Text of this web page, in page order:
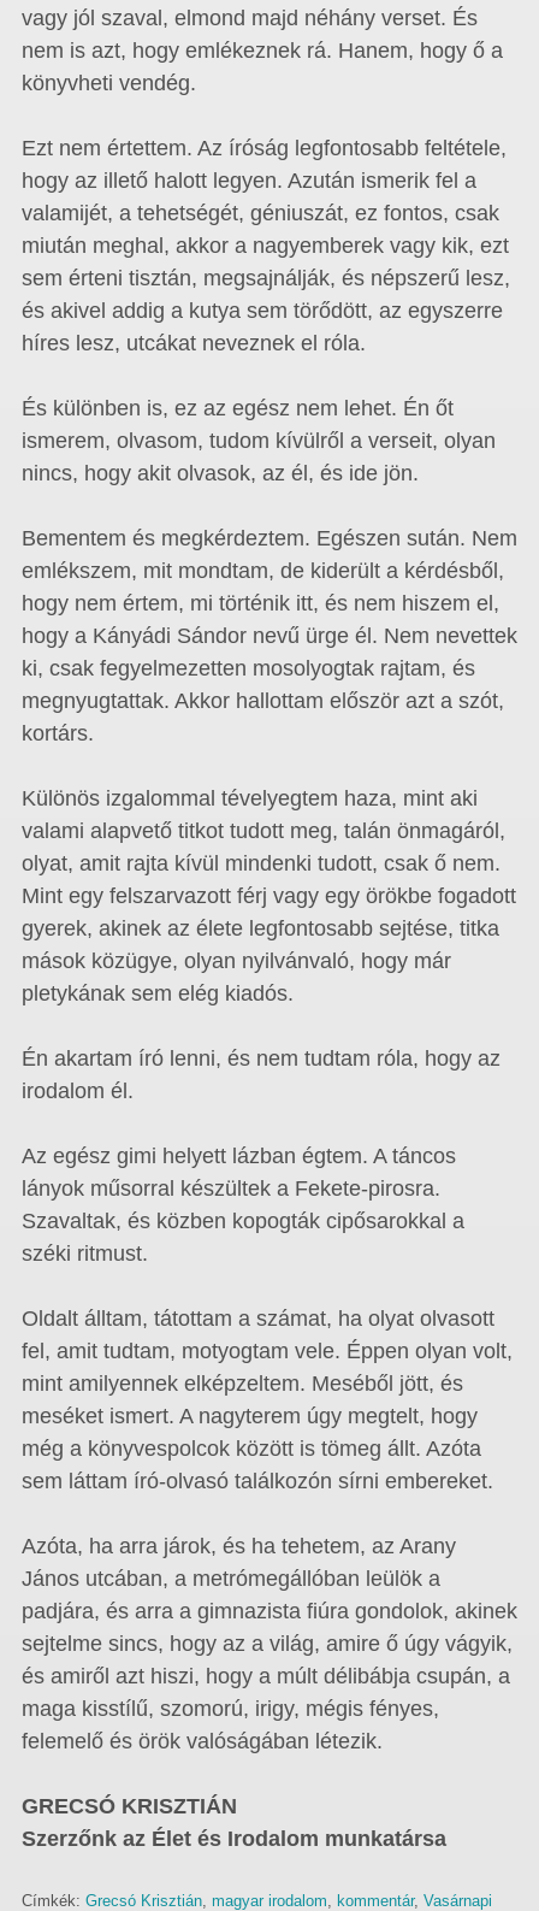
vagy jól szaval, elmond majd néhány verset. És
nem is azt, hogy emlékeznek rá. Hanem, hogy ő a
könyvheti vendég.
Ezt nem értettem. Az íróság legfontosabb feltétele,
hogy az illető halott legyen. Azután ismerik fel a
valamijét, a tehetségét, géniuszát, ez fontos, csak
miután meghal, akkor a nagyemberek vagy kik, ezt
sem érteni tisztán, megsajnálják, és népszerű lesz,
és akivel addig a kutya sem törődött, az egyszerre
híres lesz, utcákat neveznek el róla.
És különben is, ez az egész nem lehet. Én őt
ismerem, olvasom, tudom kívülről a verseit, olyan
nincs, hogy akit olvasok, az él, és ide jön.
Bementem és megkérdeztem. Egészen sután. Nem
emlékszem, mit mondtam, de kiderült a kérdésből,
hogy nem értem, mi történik itt, és nem hiszem el,
hogy a Kányádi Sándor nevű ürge él. Nem nevettek
ki, csak fegyelmezetten mosolyogtak rajtam, és
megnyugtattak. Akkor hallottam először azt a szót,
kortárs.
Különös izgalommal tévelyegtem haza, mint aki
valami alapvető titkot tudott meg, talán önmagáról,
olyat, amit rajta kívül mindenki tudott, csak ő nem.
Mint egy felszarvazott férj vagy egy örökbe fogadott
gyerek, akinek az élete legfontosabb sejtése, titka
mások közügye, olyan nyilvánvaló, hogy már
pletykának sem elég kiadós.
Én akartam író lenni, és nem tudtam róla, hogy az
irodalom él.
Az egész gimi helyett lázban égtem. A táncos
lányok műsorral készültek a Fekete-pirosra.
Szavaltak, és közben kopogták cipősarokkal a
széki ritmust.
Oldalt álltam, tátottam a számat, ha olyat olvasott
fel, amit tudtam, motyogtam vele. Éppen olyan volt,
mint amilyennek elképzeltem. Meséből jött, és
meséket ismert. A nagyterem úgy megtelt, hogy
még a könyvespolcok között is tömeg állt. Azóta
sem láttam író-olvasó találkozón sírni embereket.
Azóta, ha arra járok, és ha tehetem, az Arany
János utcában, a metrómegállóban leülök a
padjára, és arra a gimnazista fiúra gondolok, akinek
sejtelme sincs, hogy az a világ, amire ő úgy vágyik,
és amiről azt hiszi, hogy a múlt délibábja csupán, a
maga kisstílű, szomorú, irigy, mégis fényes,
felemelő és örök valóságában létezik.
GRECSÓ KRISZTIÁN
Szerzőnk az Élet és Irodalom munkatársa
Címkék: Grecsó Krisztián, magyar irodalom, kommentár, Vasárnapi